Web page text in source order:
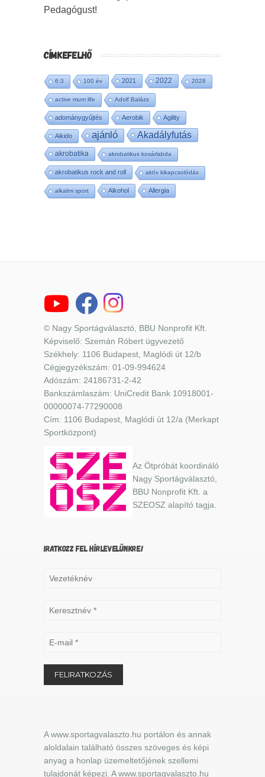
Pedagógust!
CÍMKEFELHŐ
6:3 100 év 2021 2022 2028
active mum life Adolf Balázs
adománygyűjtés Aerobik Agility
Aikido ajánló Akadályfutás
akrobatika akrobatikus kosárlabda
akrobatikus rock and roll aktív kikapcsolódás
alkalmi sport Alkohol Allergia
© Nagy Sportágválasztó, BBU Nonprofit Kft.
Képviselő: Szemán Róbert ügyvezető
Székhely: 1106 Budapest, Maglódi út 12/b
Cégjegyzékszám: 01-09-994624
Adószám: 24186731-2-42
Bankszámlaszám: UniCredit Bank 10918001-
00000074-77290008
Cím: 1106 Budapest, Maglódi út 12/a (Merkapt
Sportközpont)
Az Ötpróbát koordináló
Nagy Sportágválasztó,
BBU Nonprofit Kft. a
SZEOSZ alapító tagja.
IRATKOZZ FEL HÍRLEVELÜNKRE!
A www.sportagvalaszto.hu portálon és annak
aloldalain található összes szöveges és képi
anyag a honlap üzemeltetőjének szellemi
tulajdonát képezi. A www.sportagvalaszto.hu